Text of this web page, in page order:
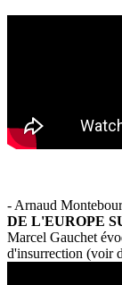
- Arnaud
DE L'EUROPE
Marcel Gauchet
d'insurrection (voir